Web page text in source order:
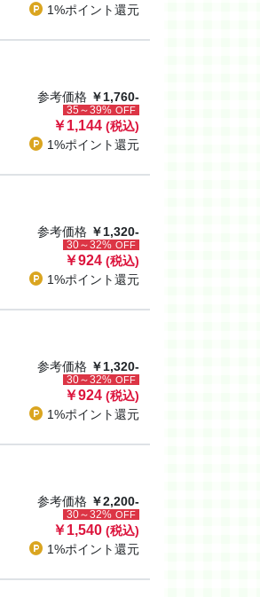
1%ポイント還元
参考価格 ￥1,760-
35～39% OFF
￥1,144 (税込)
1%ポイント還元
参考価格 ￥1,320-
30～32% OFF
￥924 (税込)
1%ポイント還元
参考価格 ￥1,320-
30～32% OFF
￥924 (税込)
1%ポイント還元
参考価格 ￥2,200-
30～32% OFF
￥1,540 (税込)
1%ポイント還元